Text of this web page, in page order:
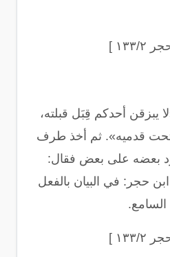
٢ ]
يبزقن أحدكم قِبَل قبلته،
قدميه». ثم أخذ طرف
بعضه على بعض فقال:
حجر: في البيان بالفعل
.
٢ ]